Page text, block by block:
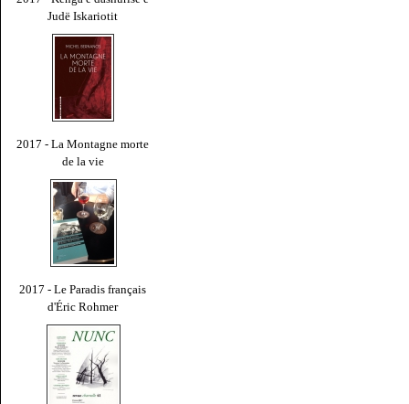
Judë Iskariotit
2017 - La Montagne morte
de la vie
2017 - Le Paradis français
d'Éric Rohmer